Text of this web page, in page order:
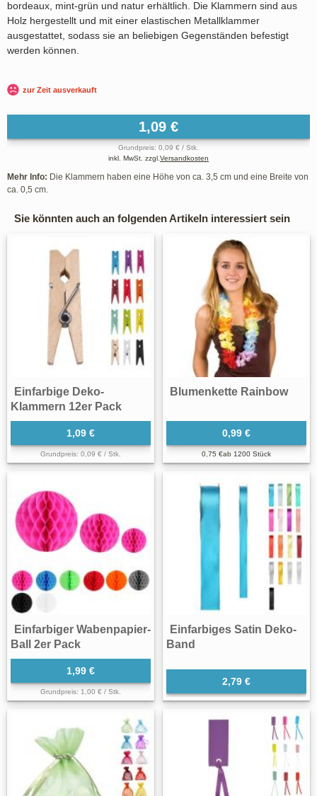
bordeaux, mint-grün und natur erhältlich. Die Klammern sind aus
Holz hergestellt und mit einer elastischen Metallklammer
ausgestattet, sodass sie an beliebigen Gegenständen befestigt
werden können.
zur Zeit ausverkauft
1,09 €
Grundpreis: 0,09 € / Stk.
inkl. MwSt. zzgl. Versandkosten
Mehr Info: Die Klammern haben eine Höhe von ca. 3,5 cm und eine Breite von
ca. 0,5 cm.
Sie könnten auch an folgenden Artikeln interessiert sein
Einfarbige Deko-
Klammern 12er Pack
1,09 €
Grundpreis: 0,09 € / Stk.
Blumenkette Rainbow
0,99 €
0,75 €ab 1200 Stück
Einfarbiger Wabenpapier-
Ball 2er Pack
1,99 €
Grundpreis: 1,00 € / Stk.
Einfarbiges Satin Deko-
Band
2,79 €